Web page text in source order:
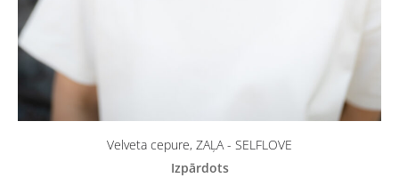
Velveta cepure, ZAĻA - SELFLOVE
Izpārdots